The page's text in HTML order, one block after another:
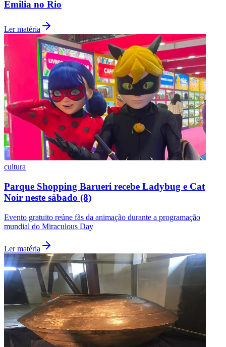
Flamengo
Emilia no Rio
Ler matéria
cultura
Parque Shopping Barueri recebe Ladybug e Cat
Noir neste sábado (8)
Evento gratuito reúne fãs da animação durante a programação
mundial do Miraculous Day
Ler matéria